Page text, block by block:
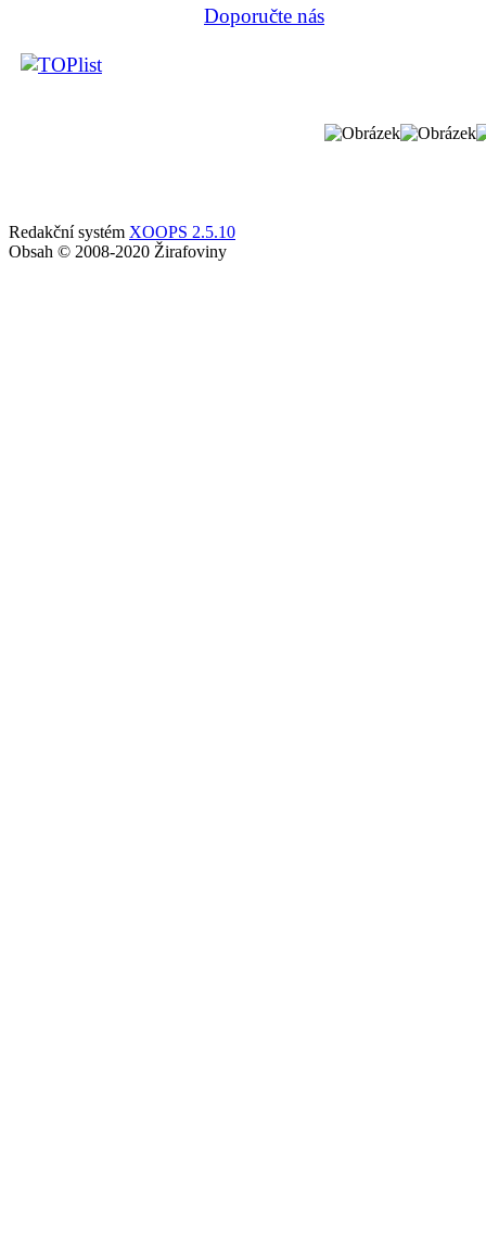
Doporučte nás
Redakční systém XOOPS 2.5.10
Obsah © 2008-2020 Žirafoviny